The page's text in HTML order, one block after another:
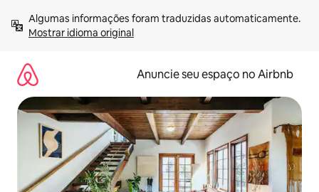
para
Mostrar idioma original
Anuncie seu espaço no Airbnb